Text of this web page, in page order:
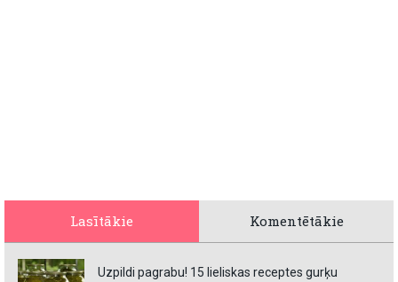
Lasītākie Komentētākie
Uzpildi pagrabu! 15 lieliskas receptes gurķu